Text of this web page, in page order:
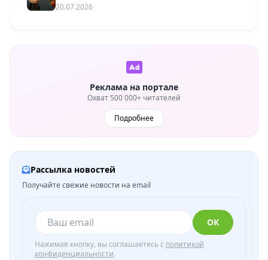
20.07.2026
Реклама на портале
Охват 500 000+ читателей
Подробнее
Рассылка новостей
Получайте свежие новости на email
ОК
Нажимая кнопку, вы соглашаетесь с политикой
конфиденциальности.